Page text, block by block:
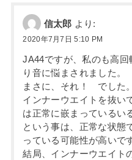
信太郎 より:
2020年7月7日 5:10 PM
JA44ですが、私のも高
り音に悩まされました。
まさに、それ！ でした。
インナーウエイトを抜い
は正常に嵌まっているい
という事は、正常な状態
っている可能性が高いで
結局、インナーウエイト